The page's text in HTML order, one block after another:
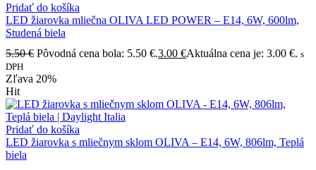
Pridať do košíka
LED žiarovka mliečna OLIVA LED POWER – E14, 6W, 600lm,
Studená biela
5.50€ Pôvodná cena bola: 5.50 €.3.00 €Aktuálna cena je: 3.00 €. s
DPH
Zľava 20%
Hit
Pridať do košíka
LED žiarovka s mliečnym sklom OLIVA – E14, 6W, 806lm, Teplá
biela